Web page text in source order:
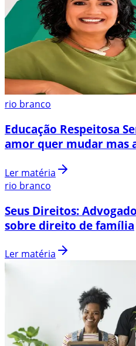
rio branco
Educação Respeitosa
amor quer mudar mas
Ler matéria
rio branco
Seus Direitos:
sobre direito de família
Ler matéria